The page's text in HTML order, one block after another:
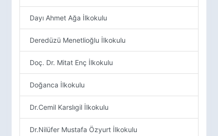
Dayı Ahmet Ağa İlkokulu
Deredüzü Menetlioğlu İlkokulu
Doç. Dr. Mitat Enç İlkokulu
Doğanca İlkokulu
Dr.Cemil Karslıgil İlkokulu
Dr.Nilüfer Mustafa Özyurt İlkokulu